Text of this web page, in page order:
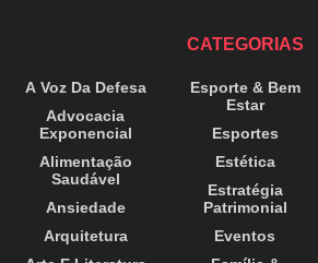
CATEGORIAS
A Voz Da Defesa
Advocacia
Exponencial
Alimentação
Saudável
Ansiedade
Arquitetura
Esporte & Bem
Estar
Esportes
Estética
Estratégia
Patrimonial
Eventos